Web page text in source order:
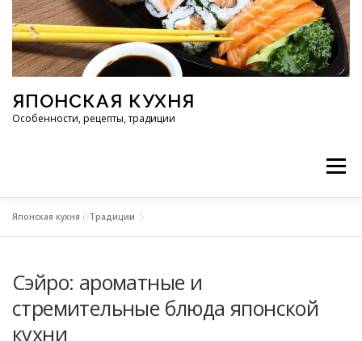
Перейти к содержимому
ЯПОНСКАЯ КУХНЯ
Особенности, рецепты, традиции
Меню
РЕЦЕПТЫ ТРАДИЦИИ
Японская кухня »Традиции
Сэйро: ароматные и
стремительные блюда японской
кухни